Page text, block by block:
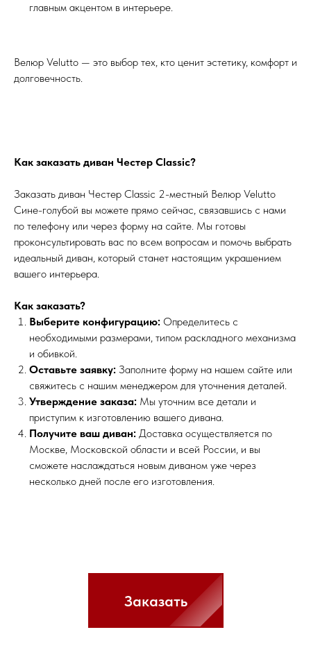
главным акцентом в интерьере.
Велюр Velutto — это выбор тех, кто ценит эстетику, комфорт и
долговечность.
Как заказать диван Честер Classic?
Заказать диван Честер Classic 2-местный Велюр Velutto
Сине-голубой вы можете прямо сейчас, связавшись с нами
по телефону или через форму на сайте. Мы готовы
проконсультировать вас по всем вопросам и помочь выбрать
идеальный диван, который станет настоящим украшением
вашего интерьера.
Как заказать?
Выберите конфигурацию: Определитесь с
необходимыми размерами, типом раскладного механизма
и обивкой.
Оставьте заявку: Заполните форму на нашем сайте или
свяжитесь с нашим менеджером для уточнения деталей.
Утверждение заказа: Мы уточним все детали и
приступим к изготовлению вашего дивана.
Получите ваш диван: Доставка осуществляется по
Москве, Московской области и всей России, и вы
сможете наслаждаться новым диваном уже через
несколько дней после его изготовления.
Заказать